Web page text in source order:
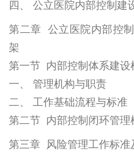
四、 公立医院内部控制建
第二章 公立医院内部控
架
第一节 内部控制体系建设
一、 管理机构与职责
二、 工作基础流程与标准
第二节 内部控制闭环管理
第三章 风险管理工作标准